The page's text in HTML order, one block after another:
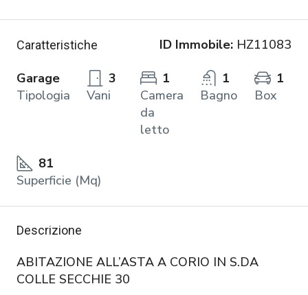
Caratteristiche ID Immobile: HZ11083
Garage
Tipologia
3
Vani
1
Camera
da
letto
1
Bagno
1
Box
81
Superficie (Mq)
Descrizione
ABITAZIONE ALL’ASTA A CORIO IN S.DA
COLLE SECCHIE 30